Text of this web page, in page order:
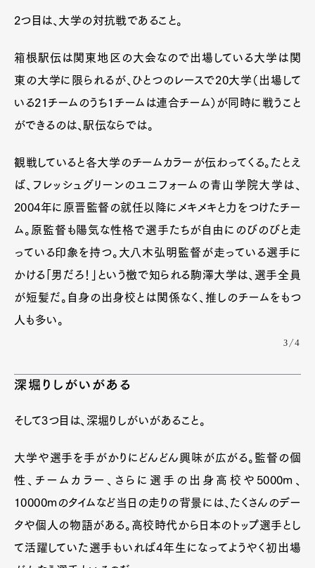
2つ目は、大学の対抗戦であること。
箱根駅伝は関東地区の大会なので出場している大学は関
東の大学に限られるが、ひとつのレースで20大学（出場して
いる21チームのうち1チームは連合チーム）が同時に戦うこと
ができるのは、駅伝ならでは。
観戦していると各大学のチームカラーが伝わってくる。たとえ
ば、フレッシュグリーンのユニフォームの青山学院大学は、
2004年に原晋監督の就任以降にメキメキと力をつけたチー
ム。原監督も陽気な性格で選手たちが自由にのびのびと走
っている印象を持つ。大八木弘明監督が走っている選手に
かける「男だろ！」という檄で知られる駒澤大学は、選手全員
が短髪だ。自身の出身校とは関係なく、推しのチームをもつ
人も多い。
3/4
深堀りしがいがある
そして3つ目は、深堀りしがいがあること。
大学や選手を手がかりにどんどん興味が広がる。監督の個
性、チームカラー、さらに選手の出身高校や5000m、
10000mのタイムなど当日の走りの背景には、たくさんのデー
タや個人の物語がある。高校時代から日本のトップ選手とし
て活躍していた選手もいれば4年生になってようやく初出場